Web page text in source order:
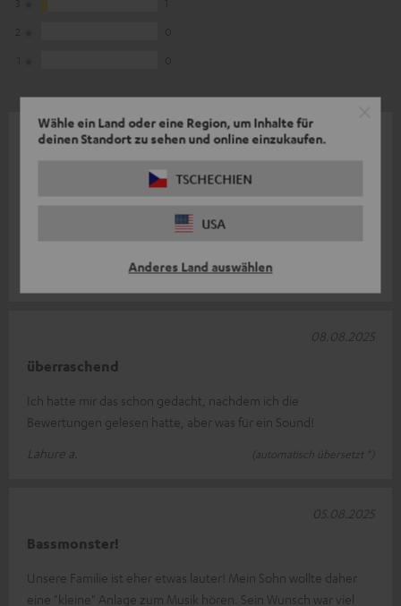
Wähle ein Land oder eine Region, um Inhalte für
deinen Standort zu sehen und online einzukaufen.
TSCHECHIEN
USA
Anderes Land auswählen
Ultima 20 Lautsprecher
sehr gut verarbeitet. Zu dem Bassmodul kann ich keine
14.08.2025
überraschend
Ich hatte mir das schon gedacht, nachdem ich die
Bewertungen gelesen hatte, aber was für ein Sound!
Lahure a.
(automatisch übersetzt *)
08.08.2025
Bassmonster!
Unsere Familie ist eher etwas lauter! Mein Sohn wollte daher
eine "kleine" Anlage zum Musik hören. Sein Wunsch war viel
05.08.2025